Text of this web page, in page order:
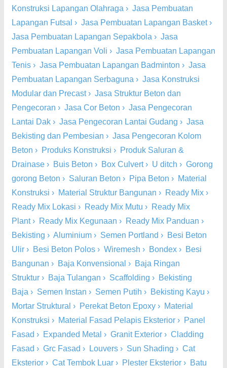
Konstruksi Lapangan Olahraga › Jasa Pembuatan
Lapangan Futsal › Jasa Pembuatan Lapangan Basket›
Jasa Pembuatan Lapangan Sepakbola › Jasa
Pembuatan Lapangan Voli › Jasa Pembuatan Lapangan
Tenis › Jasa Pembuatan Lapangan Badminton › Jasa
Pembuatan Lapangan Serbaguna › Jasa Konstruksi
Modular dan Precast› Jasa Struktur Beton dan
Pengecoran › Jasa Cor Beton › Jasa Pengecoran
Lantai Dak › Jasa Pengecoran Lantai Gudang › Jasa
Bekisting dan Pembesian › Jasa Pengecoran Kolom
Beton › Produks Konstruksi › Produk Saluran &
Drainase › Buis Beton › Box Culvert› U ditch › Gorong
gorong Beton › Saluran Beton › Pipa Beton › Material
Konstruksi › Material Struktur Bangunan › Ready Mix ›
Ready Mix Lokasi › Ready Mix Mutu › Ready Mix
Plant› Ready Mix Kegunaan › Ready Mix Panduan ›
Bekisting › Aluminium › Semen Portland › Besi Beton
Ulir › Besi Beton Polos › Wiremesh › Bondex › Besi
Bangunan › Baja Konvensional › Baja Ringan
Struktur › Baja Tulangan › Scaffolding › Bekisting
Baja › Semen Instan › Semen Putih › Bekisting Kayu ›
Mortar Struktural › Perekat Beton Epoxy › Material
Konstruksi › Material Fasad Pelapis Eksterior › Panel
Fasad › Expanded Metal › Granit Exterior › Cladding
Fasad › Grc Fasad › Louvers › Sun Shading › Cat
Eksterior › Cat Tembok Luar › Plester Eksterior › Batu